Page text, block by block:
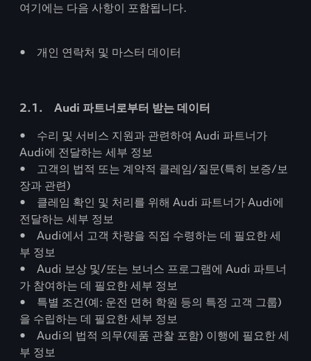
여기에는 다음 사항이 포함됩니다.
• 개인 연락처 및 마스터 데이터
2.1. Audi 파트너로부터 받는 데이터
• 수리 및 서비스 지원과 관련하여 Audi 파트너가
Audi에 전달하는 세부 정보
• 고객의 법적 또는 계약적 클레임/질문(특히 보증/보
장과 관련)
• 클레임 확인 및 처리를 위해 Audi 파트너가 Audi에
전달하는 세부 정보
• Audi에서 고객 차량을 직접 수령하는 데 필요한 세
부 정보
• Audi 보상 및/또는 보너스 프로그램에 Audi 파트너
가 참여하는 데 필요한 세부 정보
• 특별 조건(예: 운전 면허 학원 등의 특정 고객 그룹)
을 수립하는 데 필요한 세부 정보
• Audi의 법적 의무(제품 관찰 포함) 이행에 필요한 세
부 정보